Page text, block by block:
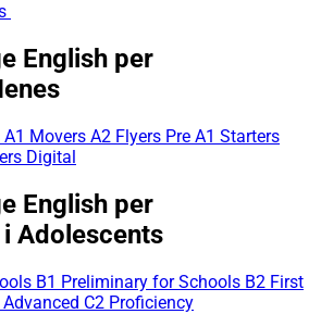
English per
A1 Movers A2 Flyers Pre A1 Starters
Digital
English per
Adolescents
B1 Preliminary for Schools B2 First
Advanced C2 Proficiency